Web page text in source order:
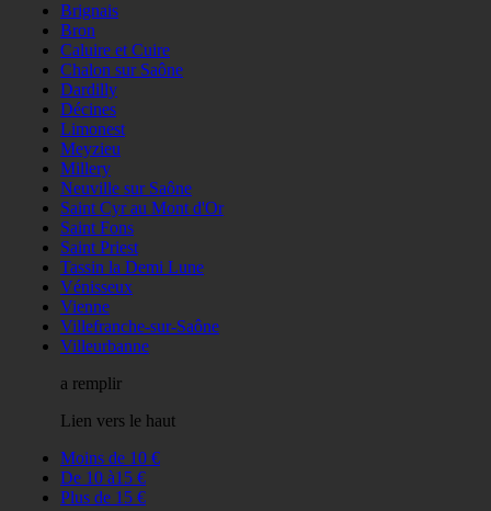
Brignais
Bron
Caluire et Cuire
Chalon sur Saône
Dardilly
Décines
Limonest
Meyzieu
Millery
Neuville sur Saône
Saint Cyr au Mont d'Or
Saint Fons
Saint Priest
Tassin la Demi Lune
Vénisseux
Vienne
Villefranche-sur-Saône
Villeurbanne
a remplir
Lien vers le haut
Moins de 10 €
De 10 à15 €
Plus de 15 €